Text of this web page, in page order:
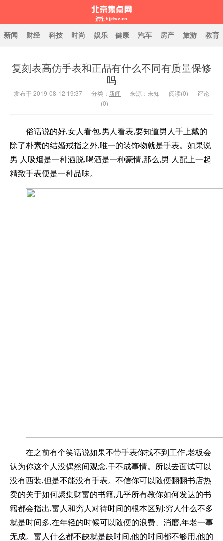
北京焦点网
新闻 财经 科技 时尚 娱乐 健康 汽车 房产 旅游 教育
复刻表高仿手表和正品有什么不同有质量保修
吗
发布于 2019-08-12 19:37 分类： 新闻 来源：未知 阅读(0)
评论
(0)
俗话说的好,女人看包,男人看表,要知道男人手上戴的
除了朴素的结婚戒指之外,唯一的装饰物就是手表。如果说
男 人吸烟是一种洒脱,喝酒是一种豪情,那么,男 人配上一起
精致手表便是一种品味。
在之前有个笑话说如果不带手表你找不到工作,老板会
认为你这个人没偶然间观念,干不成事情。所以去面试可以
没有西装,但是不能没有手表。不信你可以随便翻翻书店热
卖的关于如何聚集财富的书籍,几乎所有教你如何发达的书
籍都会指出,富人和穷人对待时间的根本区别:穷人什么不多
就是时间多,在年轻的时候可以随便的浪费、消磨,年老一事
无成。富人什么都不缺就是缺时间,他的时间都不够用,他的